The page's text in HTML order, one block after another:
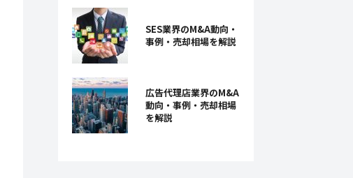
SES業界のM&A動向・
事例・売却相場を解説
広告代理店業界のM&A
動向・事例・売却相場
を解説